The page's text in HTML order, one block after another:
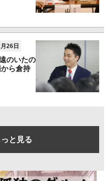
26日
のいたの
ら倉持
っと見る